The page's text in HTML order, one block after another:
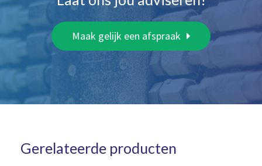
Maak gelijk een afspraak
Gerelateerde producten